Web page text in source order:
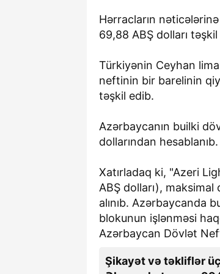
Hərracların
69,88 ABŞ dolları
Türkiyənin Ceyhan
neftinin bir barelinin
təşkil edib.
Azərbaycanın builki
dollarından hesablanıb.
Xatırladaq ki, "Azeri
ABŞ dolları),
alınıb. Azərbaycanda
blokunun işlənməsi
Azərbaycan Dövlət
Şikayət və təkliflər
3-08-
iki